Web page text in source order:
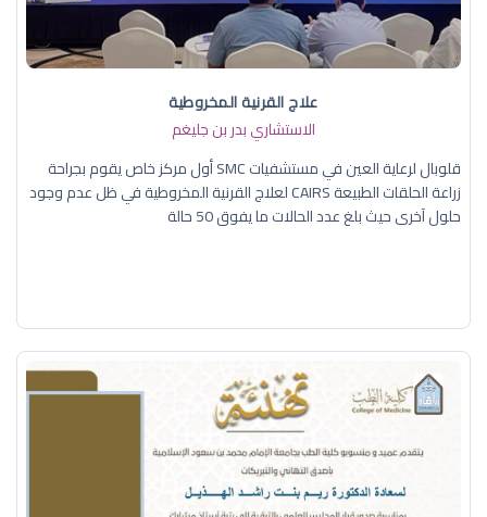
علاج القرنية المخروطية
الاستشاري بدر بن جليغم
قلوبال لرعاية العين في مستشفيات SMC أول مركز خاص يقوم بجراحة
زراعة الحلقات الطبيعة CAIRS لعلاج القرنية المخروطية في ظل عدم وجود
حلول آخرى حيث بلغ عدد الحالات ما يفوق 50 حالة